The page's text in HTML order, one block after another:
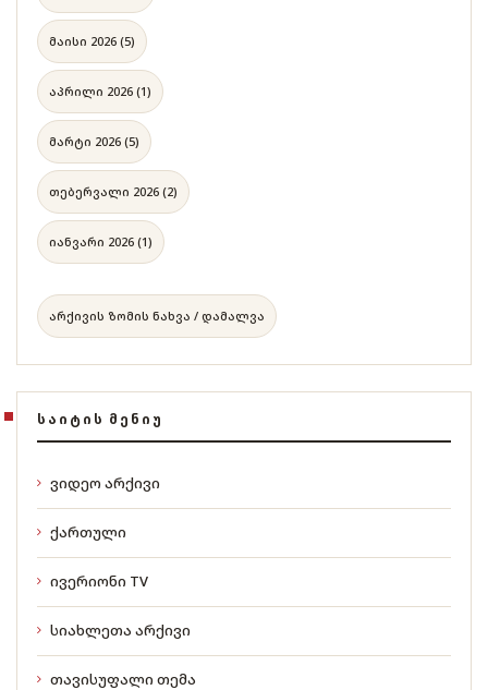
მაისი 2026 (5)
აპრილი 2026 (1)
მარტი 2026 (5)
თებერვალი 2026 (2)
იანვარი 2026 (1)
არქივის ზომის ნახვა / დამალვა
ᲡᲐᲘᲢᲘᲡ ᲛᲔᲜᲘᲣ
ვიდეო არქივი
ქართული
ივერიონი TV
სიახლეთა არქივი
თავისუფალი თემა